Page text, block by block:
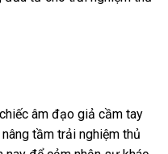
âm đạo giả cầm tay
tầm trải nghiệm thủ